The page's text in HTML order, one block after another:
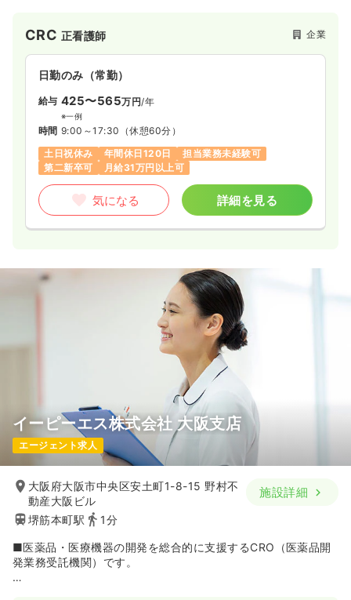
SMO2社と合併しました。この合併により、これまで以上に幅
広い領域や地域をカバーできる体制を整えています。
■北海道から九州まで約20拠点を有しており、提携する施設数
は1,400以上。治験（医薬品）における実績は、プロトコール数
が786、契約症例数が2,110です（2019年9月時点）。重症度の
高い疾病を対象とした治験を実施できる医療機関から、生活習
徴。専門性が要求される臨床開発早期の治験から、症例数の確
保が重要な最終段階の治験まで、全てのフェーズに対応してい
ます。
【職場環境】
■日経Woman「女性が活躍する会社ベスト100(2023年6月
働き方が可能。また、チームで案件に対応する体制をとってい
ますが、ミーティングなどはできるだけ担当する施設にて実施
し、オフィスに出勤する頻度を少なくするようにしています。
■経験年数やメンバー構成を考慮して担当を決定するため、未
経験の方も安心して勤務できる環境です。また、自宅から通勤
しやすいエリアの担当となるよう配慮するなど、仕事と家庭を
両立しやすい環境を整えています。
CRC 正看護師 企業
日勤のみ（常勤）
給与 425〜565万円/年
※一例
時間 9:00～17:30 （休憩60分）
土日祝休み
年間休日120日
担当業務未経験可
第二新卒可
月給31万円以上可
気になる 詳細を見る
イーピーエス株式会社 大阪支店
エージェント求人
大阪府大阪市中央区安土町1-8-15 野村不
動産大阪ビル
堺筋本町駅
1分
施設詳細
■医薬品・医療機器の開発を総合的に支援するCRO（医薬品開
発業務受託機関）です。